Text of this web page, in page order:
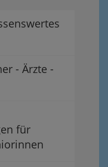
- Ärzte -
für